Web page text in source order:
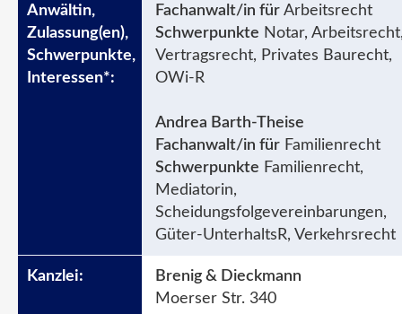
Fachanwalt/in für Arbeitsrecht
Schwerpunkte Notar,
Vertragsrecht, Privates Baurecht,
OWi-R
Andrea Barth-Theise
Fachanwalt/in für Familienrecht
Schwerpunkte Familienrecht,
Mediatorin,
Scheidungsfolgevereinbarungen,
Güter-UnterhaltsR, Verkehrsrecht
Brenig & Dieckmann
Moerser Str. 340